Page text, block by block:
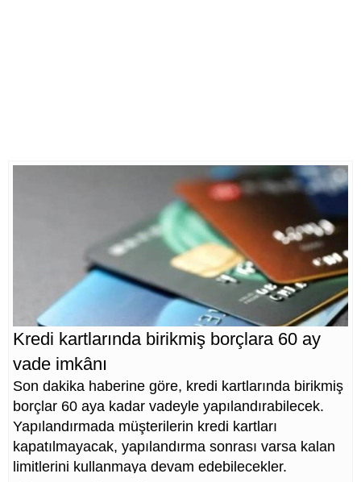
Kredi kartlarında birikmiş borçlara 60 ay
vade imkânı
Son dakika haberine göre, kredi kartlarında birikmiş
borçlar 60 aya kadar vadeyle yapılandırabilecek.
Yapılandırmada müşterilerin kredi kartları
kapatılmayacak, yapılandırma sonrası varsa kalan
limitlerini kullanmaya devam edebilecekler.